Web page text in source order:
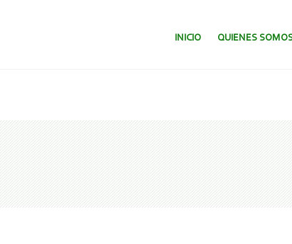
SALTAR AL CONTENIDO.
INICIO QUIENES